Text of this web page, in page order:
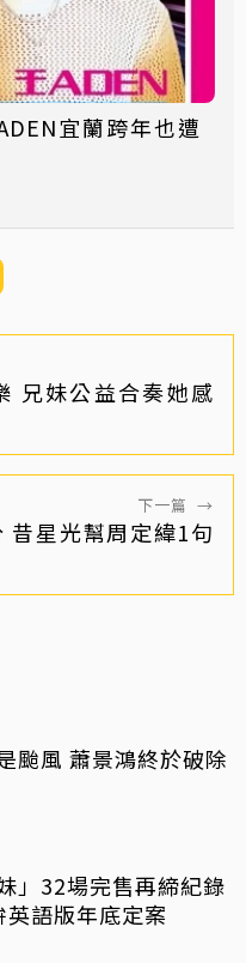
宜蘭跨年也遭
兄妹公益合奏她感
下一篇 →
昔星光幫周定緯1句
颱風 蕭景鴻終於破除
」32場完售再締紀錄
語版年底定案